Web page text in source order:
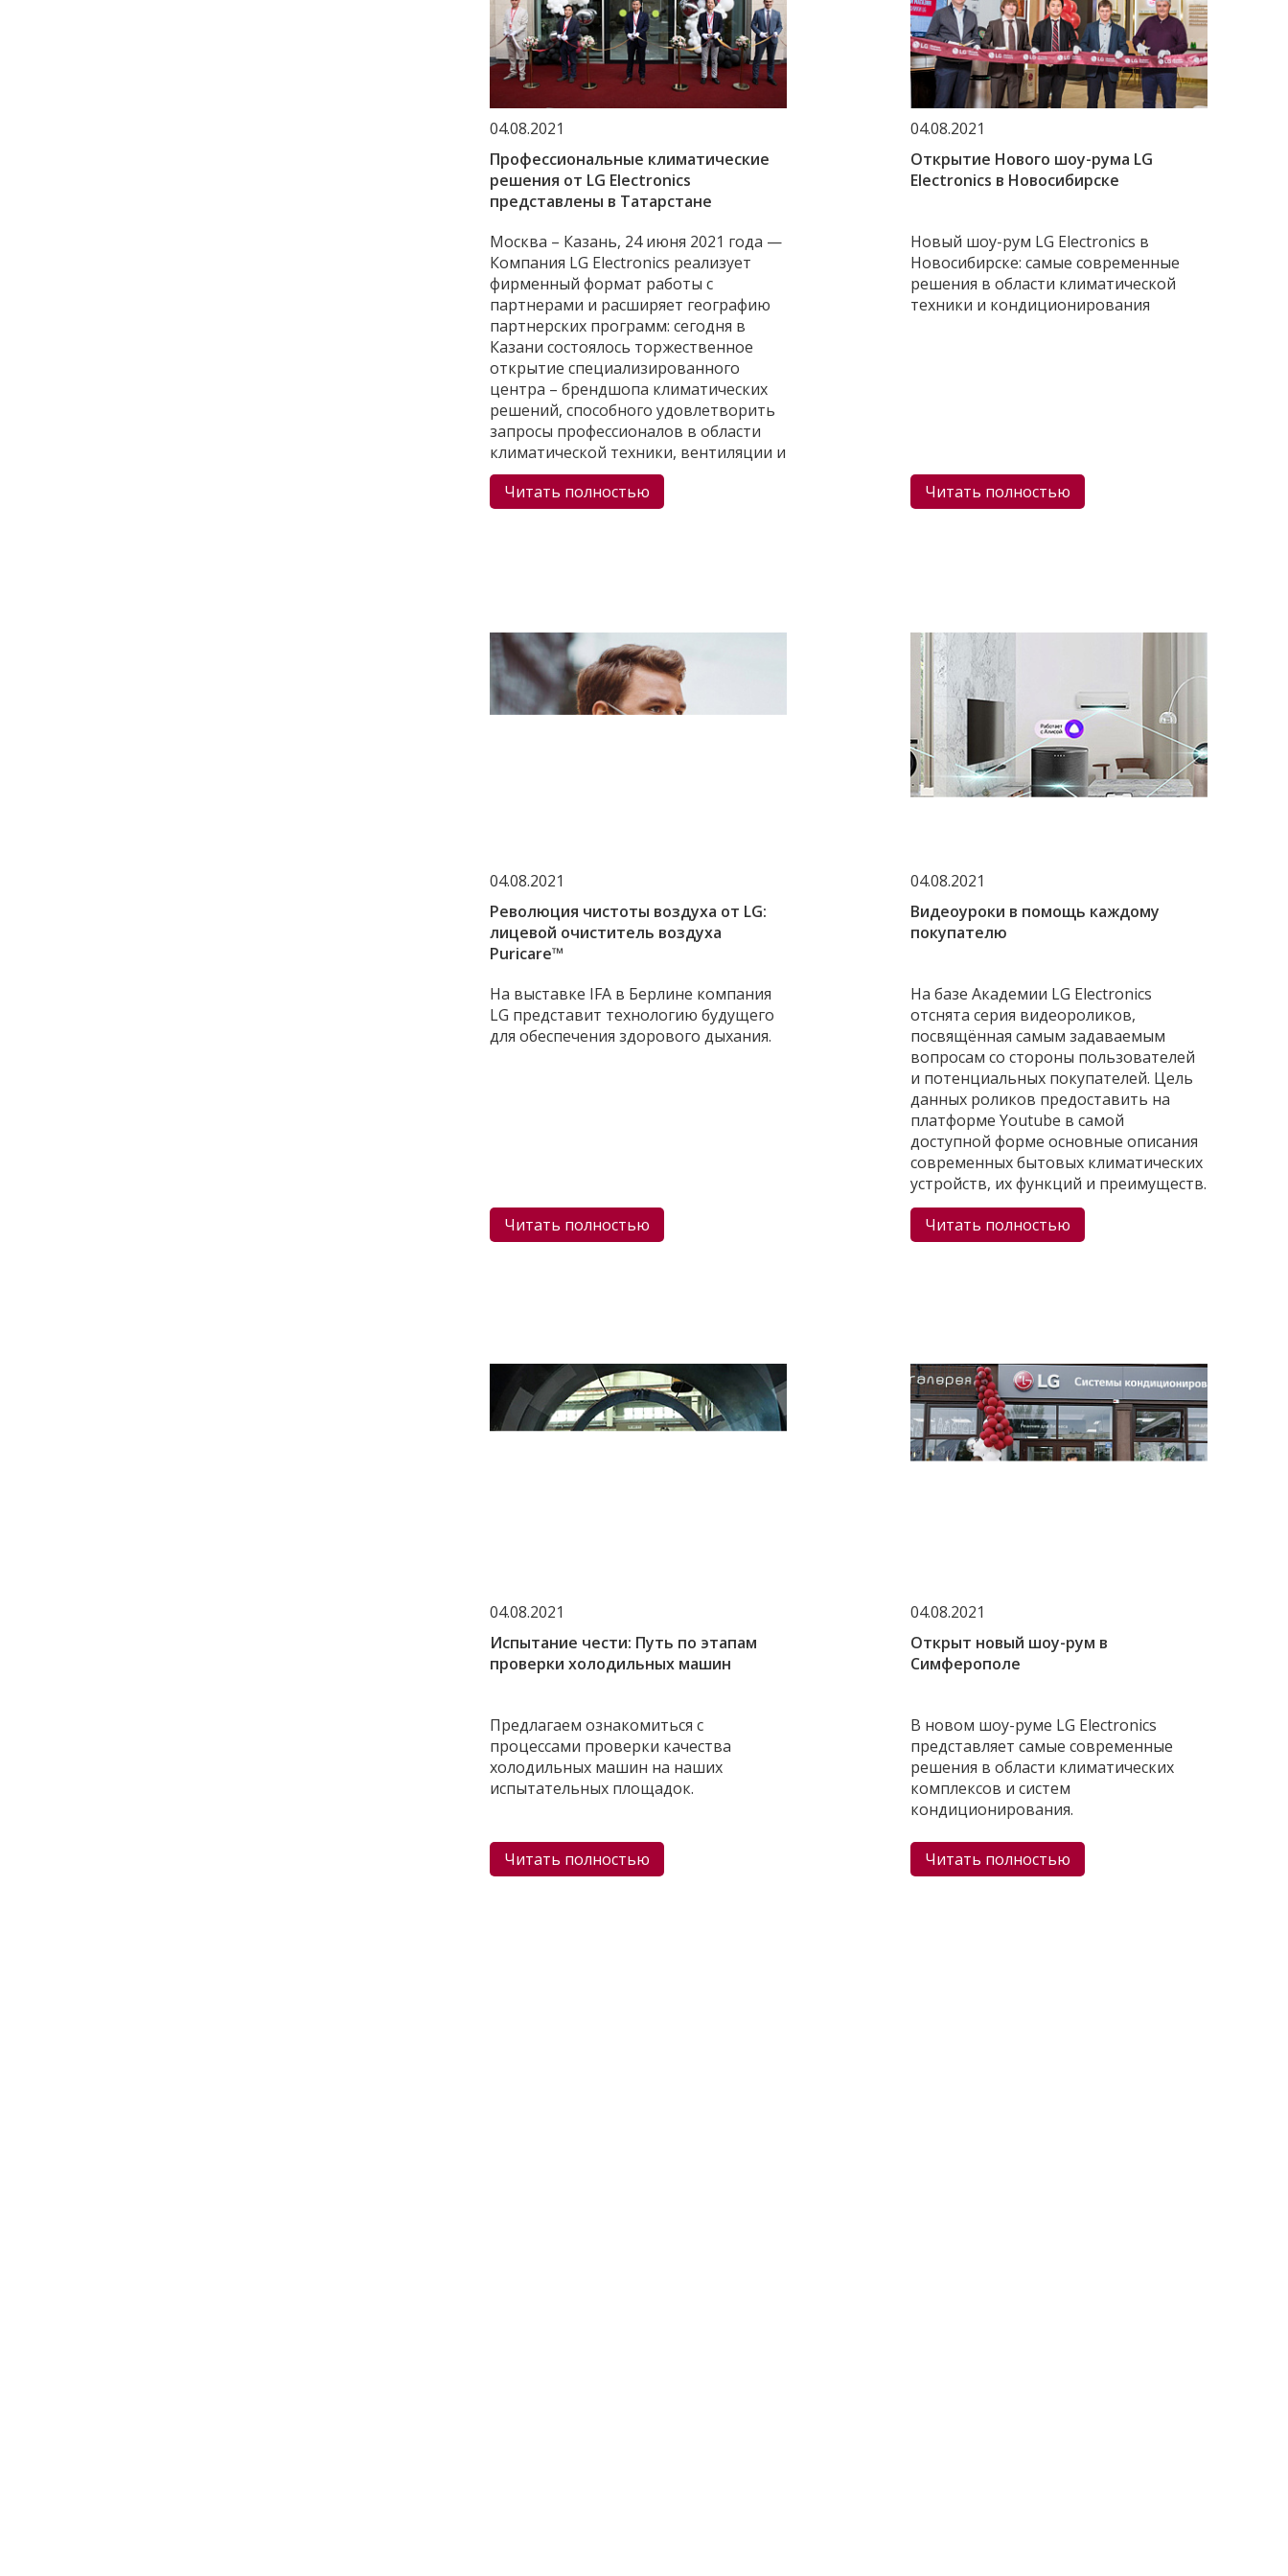
04.08.2021
Профессиональные климатические
решения от LG Electronics
представлены в Татарстане
Москва – Казань, 24 июня 2021 года —
Компания LG Electronics реализует
фирменный формат работы с
партнерами и расширяет географию
партнерских программ: сегодня в
Казани состоялось торжественное
открытие специализированного
центра – брендшопа климатических
решений, способного удовлетворить
запросы профессионалов в области
климатической техники, вентиляции и
Читать полностью
04.08.2021
Открытие Нового шоу-рума LG
Electronics в Новосибирске
Новый шоу-рум LG Electronics в
Новосибирске: самые современные
решения в области климатической
техники и кондиционирования
Читать полностью
04.08.2021
Революция чистоты воздуха от LG:
лицевой очиститель воздуха
Puricare™
На выставке IFA в Берлине компания
LG представит технологию будущего
для обеспечения здорового дыхания.
Читать полностью
04.08.2021
Видеоуроки в помощь каждому
покупателю
На базе Академии LG Electronics
отснята серия видеороликов,
посвящённая самым задаваемым
вопросам со стороны пользователей
и потенциальных покупателей. Цель
данных роликов предоставить на
платформе Youtube в самой
доступной форме основные описания
современных бытовых климатических
устройств, их функций и преимуществ.
Читать полностью
04.08.2021
Испытание чести: Путь по этапам
проверки холодильных машин
Предлагаем ознакомиться с
процессами проверки качества
холодильных машин на наших
испытательных площадок.
Читать полностью
04.08.2021
Открыт новый шоу-рум в
Симферополе
В новом шоу-руме LG Electronics
представляет самые современные
решения в области климатических
комплексов и систем
кондиционирования.
Читать полностью